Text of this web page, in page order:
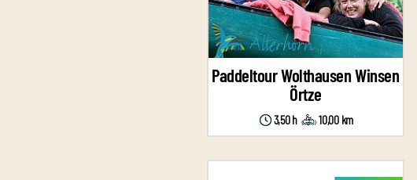
Paddeltour Wolthausen Winsen
Örtze
3,50 h 10,00 km